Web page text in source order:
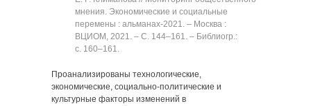
мнения. Экономические и социальные
перемены : альманах-2021. ‒ Москва :
ВЦИОМ, 2021. ‒ C. 144‒161. ‒ Библиогр.:
с. 160‒161.
Проанализированы технологические,
экономические, социально-политические и
культурные факторы изменений в